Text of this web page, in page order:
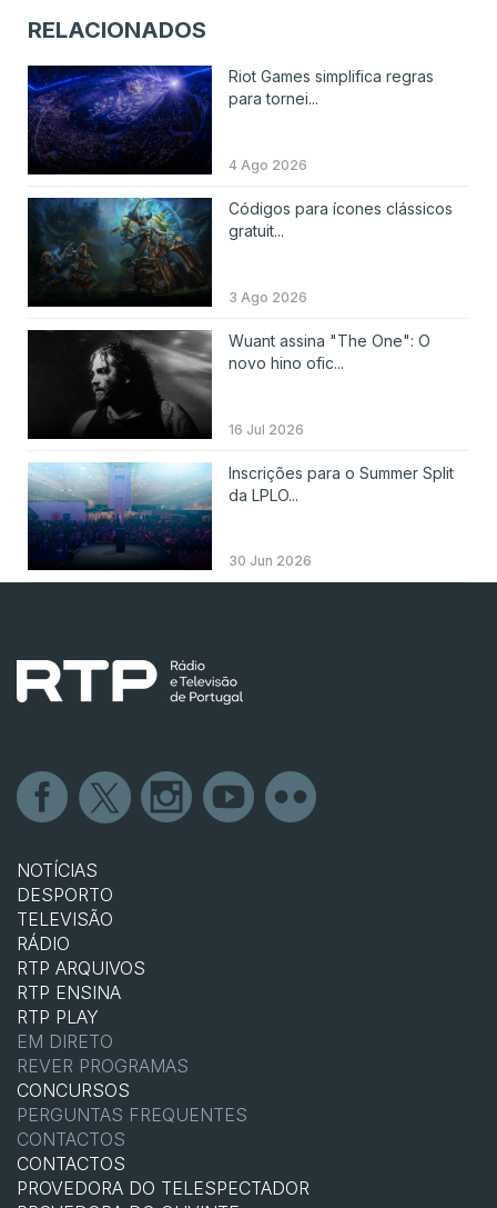
RELACIONADOS
Riot Games simplifica regras
para tornei...
4 Ago 2026
Códigos para ícones clássicos
gratuit...
3 Ago 2026
Wuant assina "The One": O
novo hino ofic...
16 Jul 2026
Inscrições para o Summer Split
da LPLO...
30 Jun 2026
NOTÍCIAS
DESPORTO
TELEVISÃO
RÁDIO
RTP ARQUIVOS
RTP ENSINA
RTP PLAY
EM DIRETO
REVER PROGRAMAS
CONCURSOS
PERGUNTAS FREQUENTES
CONTACTOS
CONTACTOS
PROVEDORA DO TELESPECTADOR